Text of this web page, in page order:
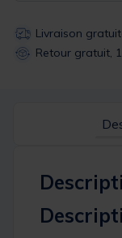
Livraison
Retour gratuit,